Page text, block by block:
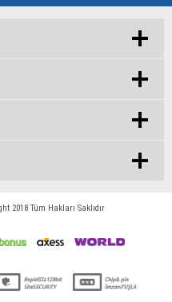
2018 Tüm Hakları Saklıdır